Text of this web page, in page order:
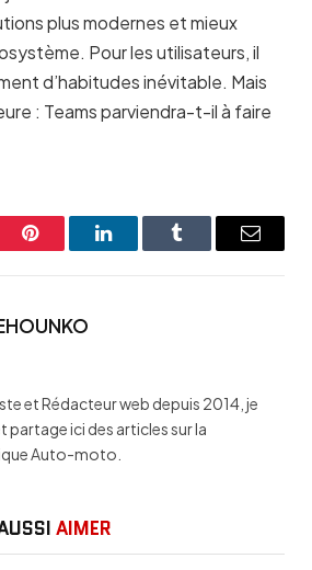
plus modernes et mieux
Pour les utilisateurs, il
d’habitudes inévitable. Mais
: Teams parviendra-t-il à faire
Pinterest LinkedInTumblr Email
et Rédacteur web depuis 2014, je
partage ici des articles sur la
Auto-moto.
AIMER